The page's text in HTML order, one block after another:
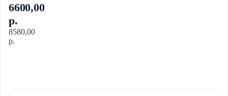
6600,00
р.
8580,00
р.